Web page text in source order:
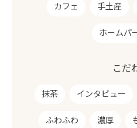
カフェ 手土産
ホームパ
こだ
抹茶 インタビュー
ふわふわ 濃厚